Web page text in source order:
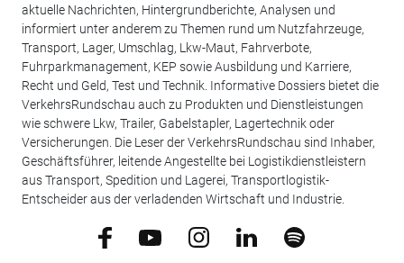
aktuelle Nachrichten, Hintergrundberichte, Analysen und
informiert unter anderem zu Themen rund um Nutzfahrzeuge,
Transport, Lager, Umschlag, Lkw-Maut, Fahrverbote,
Fuhrparkmanagement, KEP sowie Ausbildung und Karriere,
Recht und Geld, Test und Technik. Informative Dossiers bietet die
VerkehrsRundschau auch zu Produkten und Dienstleistungen
wie schwere Lkw, Trailer, Gabelstapler, Lagertechnik oder
Versicherungen. Die Leser der VerkehrsRundschau sind Inhaber,
Geschäftsführer, leitende Angestellte bei Logistikdienstleistern
aus Transport, Spedition und Lagerei, Transportlogistik-
Entscheider aus der verladenden Wirtschaft und Industrie.